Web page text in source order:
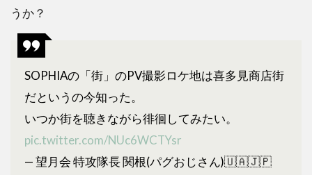
うか？
SOPHIAの「街」のPV撮影ロケ地は喜多見商店街
だというの今知った。
いつか街を聴きながら徘徊してみたい。
pic.twitter.com/NUc6WCTYsr
— 望月会 特攻隊長 関根(パグおじさん)🇺🇦🇯🇵